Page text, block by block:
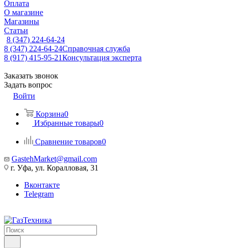
Оплата
О магазине
Магазины
Статьи
8 (347) 224-64-24
8 (347) 224-64-24Справочная служба
8 (917) 415-95-21Консультация эксперта
Заказать звонок
Задать вопрос
Войти
Корзина0
Избранные товары0
Сравнение товаров0
GastehMarket@gmail.com
г. Уфа, ул. Коралловая, 31
Вконтакте
Telegram